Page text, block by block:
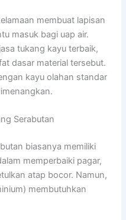
membuat lapisan
masuk bagi uap air.
tukang kayu terbaik,
dasar material tersebut.
kayu olahan standar
Serabutan
biasanya memiliki
memperbaiki pagar,
atap bocor. Namun,
membutuhkan